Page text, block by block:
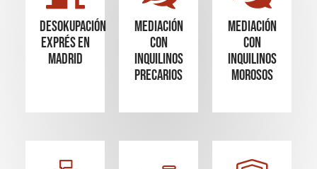
Desokupación
Exprés en
madrid
mediación
con
inquilinos
precarios
mediación
con
inquilinos
morosos